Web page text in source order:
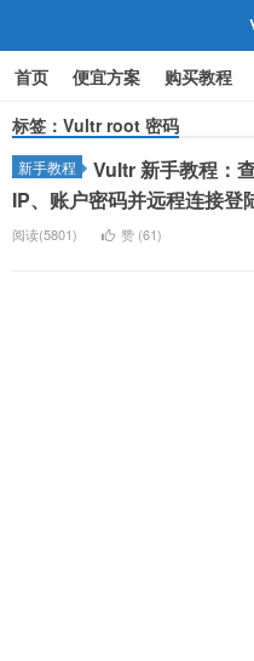
首页 便宜方案 购买教程
标签：Vultr root 密码
新手教程
Vultr 新手教程：
IP、账户密码并远程连接登
阅读(5801) 赞 (61)